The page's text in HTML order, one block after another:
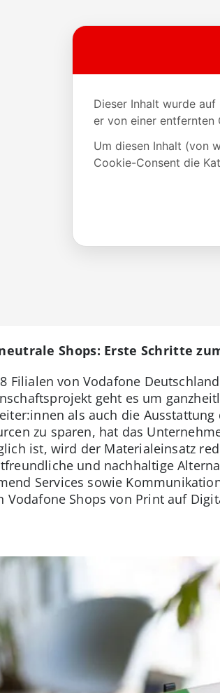
Shops: Erste Schritte
Filialen von Vodafone
geht es um
als auch die
zu sparen, hat das
ist, wird der Materialeinsatz
und nachhaltige
Services sowie
Vodafone Shops von Print auf